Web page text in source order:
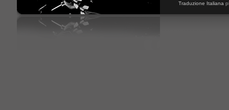
Traduzione Italiana